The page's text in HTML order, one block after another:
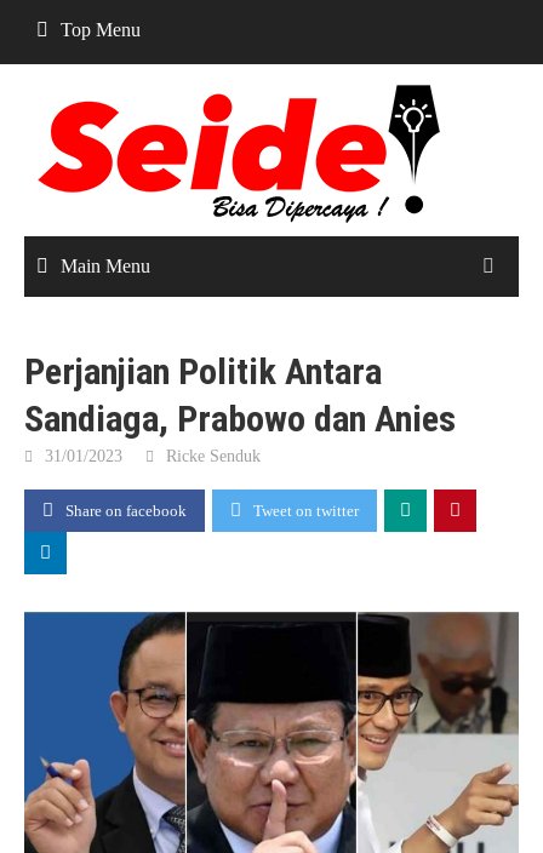
content
Top Menu
Main Menu
Perjanjian Politik Antara
Sandiaga, Prabowo dan Anies
31/01/2023 Ricke Senduk
Share on facebook Tweet on twitter